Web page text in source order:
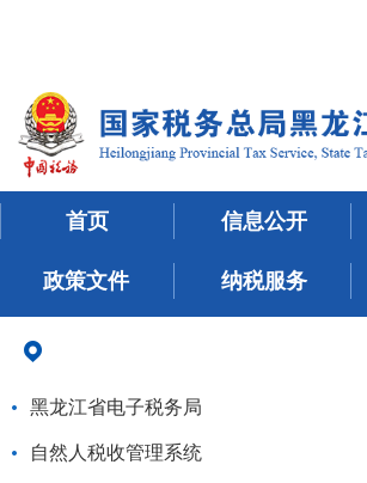
首页 信息公开
政策文件 纳税服务
黑龙江省电子税务局
自然人税收管理系统